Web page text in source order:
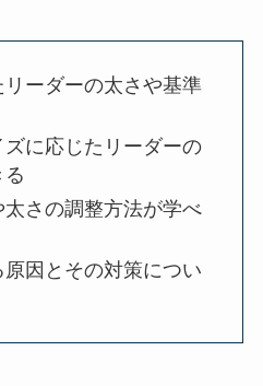
ーダーの太さや基準
に応じたリーダーの
太さの調整方法が学べ
原因とその対策につい